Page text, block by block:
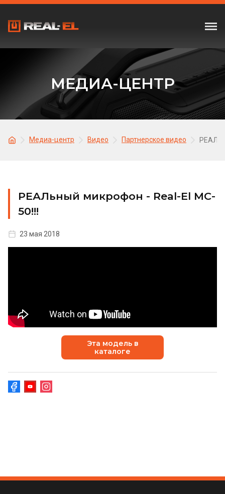
МЕДИА-ЦЕНТР
Медиа-центр Видео Партнерское видео
РЕАЛьный микрофон - Real-El MC-
50!!!
23 мая 2018
Эта модель в
каталоге